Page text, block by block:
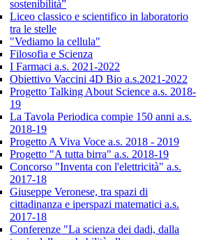
sostenibilità”
Liceo classico e scientifico in laboratorio
tra le stelle
"Vediamo la cellula"
Filosofia e Scienza
I Farmaci a.s. 2021-2022
Obiettivo Vaccini 4D Bio a.s.2021-2022
Progetto Talking About Science a.s. 2018-
19
La Tavola Periodica compie 150 anni a.s.
2018-19
Progetto A Viva Voce a.s. 2018 - 2019
Progetto "A tutta birra" a.s. 2018-19
Concorso "Inventa con l'elettricità" a.s.
2017-18
Giuseppe Veronese, tra spazi di
cittadinanza e iperspazi matematici a.s.
2017-18
Conferenze "La scienza dei dadi, dalla